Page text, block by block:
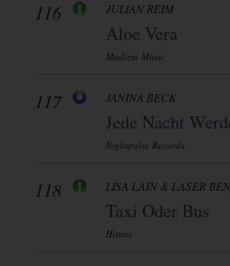
116 JULIAN REIM
Aloe Vera
Madizin Music
117 JANINA BECK
Jede Nacht
Nightpulse Records
118 LISA LAIN & LASER
Taxi Oder Bus
Hitmix